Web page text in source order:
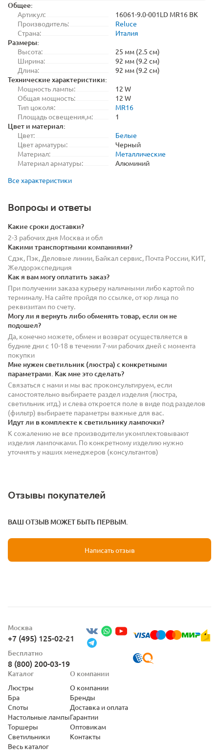
Общее:
Артикул:
16061-9.0-001LD MR16 BK
Производитель:
Reluce
Страна:
Италия
Размеры:
Высота:
25 мм (2.5 см)
Ширина:
92 мм (9.2 см)
Длина:
92 мм (9.2 см)
Технические характеристики:
Мощность лампы:
12 W
Общая мощность:
12 W
Тип цоколя:
MR16
Площадь освещения,м:
1
Цвет и материал:
Цвет:
Белые
Цвет арматуры:
Черный
Материал:
Металлические
Материал арматуры:
Алюминий
Все характеристики
Вопросы и ответы
Какие сроки доставки?
2-3 рабочих дня Москва и обл
Какими транспортными компаниями?
Сдэк, Пэк, Деловые линии, Байкал сервис, Почта России, КИТ,
Желдорэкспедиция
Как я вам могу оплатить заказ?
При получении заказа курьеру наличными либо картой по
терминалу. На сайте пройдя по ссылке, от юр лица по
реквизитам по счету.
Могу ли я вернуть либо обменять товар, если он не
подошел?
Да, конечно можете, обмен и возврат осуществляется в
будние дни с 10-18 в течении 7-ми рабочих дней с момента
покупки
Мне нужен светильник (люстра) с конкретными
параметрами. Как мне это сделать?
Связаться с нами и мы вас проконсультируем, если
самостоятельно выбираете раздел изделия (люстра,
светильник итд.) и слева откроется поле в виде под разделов
(фильтр) выбираете параметры важные для вас.
Идут ли в комплекте к светильнику лампочки?
К сожалению не все производители укомплектовывают
изделия лампочками. По конкретному изделию нужно
уточнять у наших менеджеров (консультантов)
Отзывы покупателей
ВАШ ОТЗЫВ МОЖЕТ БЫТЬ ПЕРВЫМ.
Написать отзыв
Москва
+7 (495) 125-02-21
Бесплатно
8 (800) 200-03-19
Каталог
Люстры
Бра
Споты
Настольные лампы
Торшеры
Светильники
Весь каталог
О компании
О компании
Бренды
Доставка и оплата
Гарантии
Оптовикам
Контакты